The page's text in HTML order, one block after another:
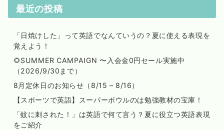
最近の投稿
「日焼けした」って英語でなんていうの？夏に使える表現を
覚えよう！
🌻SUMMER CAMPAIGN 〜入会金0円セール実施中
（2026/9/30まで）
8月定休日のお知らせ（8/15 – 8/16）
【スポーツで英語】スーパーボウルのは勉強教材の宝庫！
「蚊に刺された！」は英語で何て言う？夏に役立つ英語表現
をご紹介